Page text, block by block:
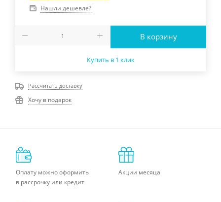
Нашли дешевле?
В корзину
Купить в 1 клик
Рассчитать доставку
Хочу в подарок
Оплату можно оформить
в рассрочку или кредит
Акции месяца